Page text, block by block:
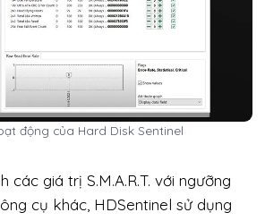
động của Hard Disk Sentinel
các giá trị S.M.A.R.T. với ngưỡng
cụ khác, HDSentinel sử dụng